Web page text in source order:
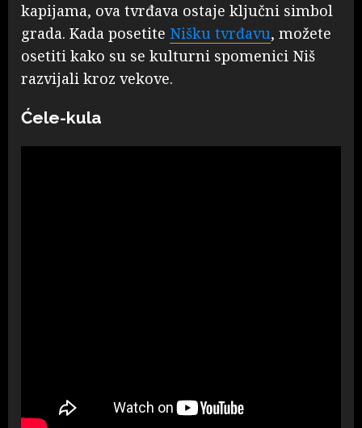
kapijama, ova tvrđava ostaje ključni simbol
grada. Kada posetite Nišku tvrđavu, možete
osetiti kako su se kulturni spomenici Niš
razvijali kroz vekove.
Ćele-kula